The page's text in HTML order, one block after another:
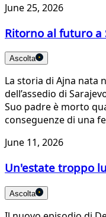
June 25, 2026
Ritorno al futuro a
Ascolta
La storia di Ajna nata
dell’assedio di
Suo padre è morto
conseguenze di una
June 11, 2026
Un'estate troppo
Ascolta